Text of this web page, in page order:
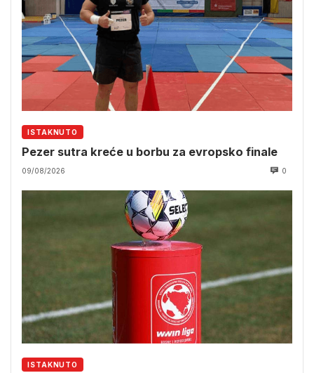
ISTAKNUTO
Pezer sutra kreće u borbu za evropsko finale
09/08/2026 0
ISTAKNUTO